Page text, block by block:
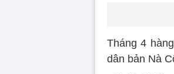
Tháng 4
dân bản Nà